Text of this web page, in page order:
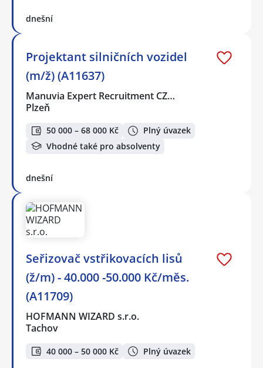
dnešní
Projektant silničních vozidel
(m/ž) (A11637)
Manuvia Expert Recruitment CZ…
Plzeň
50 000 – 68 000 Kč
Plný úvazek
Vhodné také pro absolventy
dnešní
Seřizovač vstřikovacích lisů
(ž/m) - 40.000 -50.000 Kč/měs.
(A11709)
HOFMANN WIZARD s.r.o.
Tachov
40 000 – 50 000 Kč Plný úvazek